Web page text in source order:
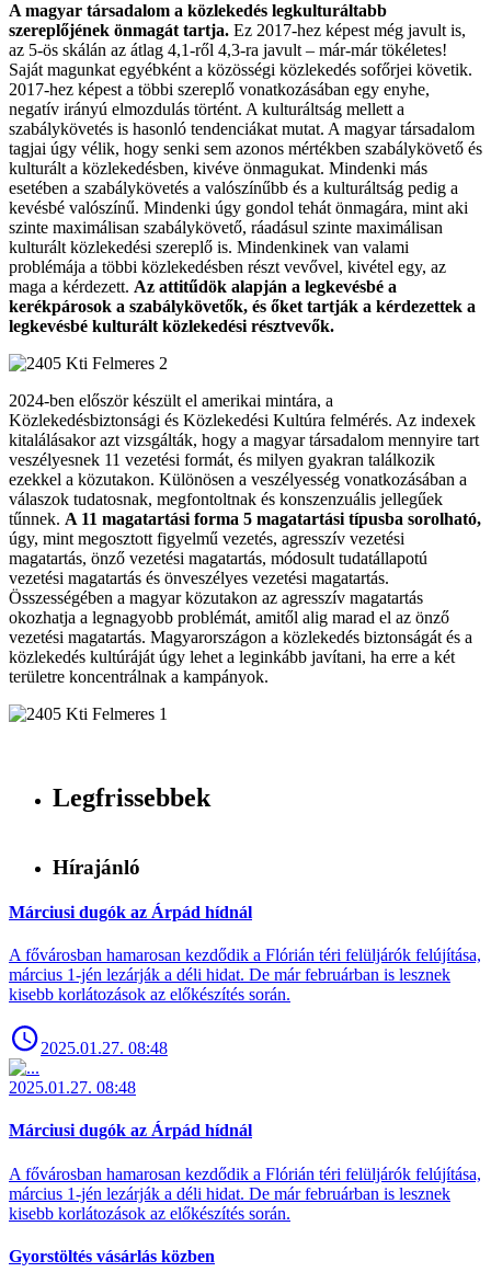
A magyar társadalom a közlekedés legkulturáltabb
szereplőjének önmagát tartja. Ez 2017-hez képest még javult is,
az 5-ös skálán az átlag 4,1-ről 4,3-ra javult – már-már tökéletes!
Saját magunkat egyébként a közösségi közlekedés sofőrjei követik.
2017-hez képest a többi szereplő vonatkozásában egy enyhe,
negatív irányú elmozdulás történt. A kulturáltság mellett a
szabálykövetés is hasonló tendenciákat mutat. A magyar társadalom
tagjai úgy vélik, hogy senki sem azonos mértékben szabálykövető és
kulturált a közlekedésben, kivéve önmagukat. Mindenki más
esetében a szabálykövetés a valószínűbb és a kulturáltság pedig a
kevésbé valószínű. Mindenki úgy gondol tehát önmagára, mint aki
szinte maximálisan szabálykövető, ráadásul szinte maximálisan
kulturált közlekedési szereplő is. Mindenkinek van valami
problémája a többi közlekedésben részt vevővel, kivétel egy, az
maga a kérdezett. Az attitűdök alapján a legkevésbé a
kerékpárosok a szabálykövetők, és őket tartják a kérdezettek a
legkevésbé kulturált közlekedési résztvevők.
2024-ben először készült el amerikai mintára, a
Közlekedésbiztonsági és Közlekedési Kultúra felmérés. Az indexek
kitalálásakor azt vizsgálták, hogy a magyar társadalom mennyire tart
veszélyesnek 11 vezetési formát, és milyen gyakran találkozik
ezekkel a közutakon. Különösen a veszélyesség vonatkozásában a
válaszok tudatosnak, megfontoltnak és konszenzuális jellegűek
tűnnek. A 11 magatartási forma 5 magatartási típusba sorolható,
úgy, mint megosztott figyelmű vezetés, agresszív vezetési
magatartás, önző vezetési magatartás, módosult tudatállapotú
vezetési magatartás és önveszélyes vezetési magatartás.
Összességében a magyar közutakon az agresszív magatartás
okozhatja a legnagyobb problémát, amitől alig marad el az önző
vezetési magatartás. Magyarországon a közlekedés biztonságát és a
közlekedés kultúráját úgy lehet a leginkább javítani, ha erre a két
területre koncentrálnak a kampányok.
Legfrissebbek
Hírajánló
Márciusi dugók az Árpád hídnál
A fővárosban hamarosan kezdődik a Flórián téri felüljárók felújítása,
március 1-jén lezárják a déli hidat. De már februárban is lesznek
kisebb korlátozások az előkészítés során.
2025.01.27. 08:48
2025.01.27. 08:48
Márciusi dugók az Árpád hídnál
A fővárosban hamarosan kezdődik a Flórián téri felüljárók felújítása,
március 1-jén lezárják a déli hidat. De már februárban is lesznek
kisebb korlátozások az előkészítés során.
Gyorstöltés vásárlás közben